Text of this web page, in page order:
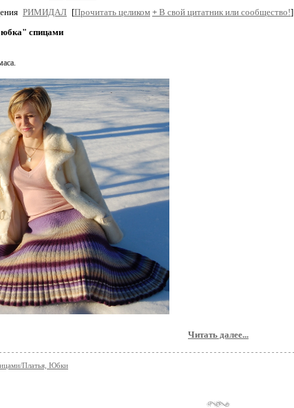
РИМИДАЛ [Прочитать целиком + В свой цитатник или сообщество!]
спицами
Читать далее...
Платья, Юбки